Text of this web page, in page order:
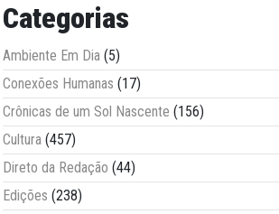
Categorias
Ambiente Em Dia (5)
Conexões Humanas (17)
Crônicas de um Sol Nascente (156)
Cultura (457)
Direto da Redação (44)
Edições (238)